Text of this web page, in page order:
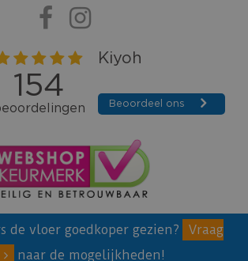
de vloer goedkoper gezien?
Vraag
naar de mogelijkheden!